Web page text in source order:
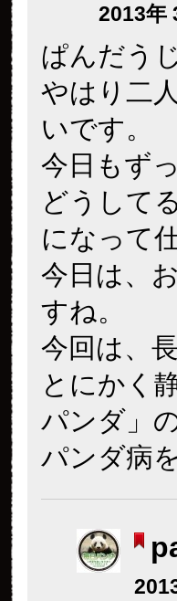
2013年
ぱんだう
やはり二
いです。
今日もず
どうして
になって
今日は、
すね。
今回は、
とにかく
パンダ」
パンダ病